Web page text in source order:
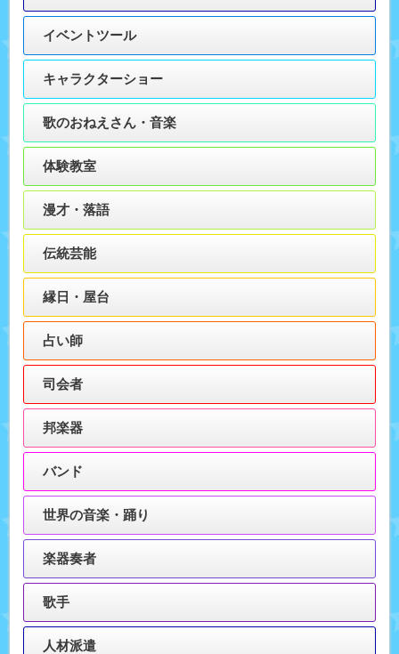
イベントツール
キャラクターショー
歌のおねえさん・音楽
体験教室
漫才・落語
伝統芸能
縁日・屋台
占い師
司会者
邦楽器
バンド
世界の音楽・踊り
楽器奏者
歌手
人材派遣